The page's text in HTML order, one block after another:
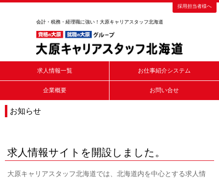
会計・税務・経理職に強い！大原キャリアスタッフ北海道
採用担当者様へ
求人情報一覧 お仕事紹介システム
企業概要 お問い合せ
お知らせ
求人情報サイトを開設しました。
大原キャリアスタッフ北海道では、北海道内を中心とする求人情